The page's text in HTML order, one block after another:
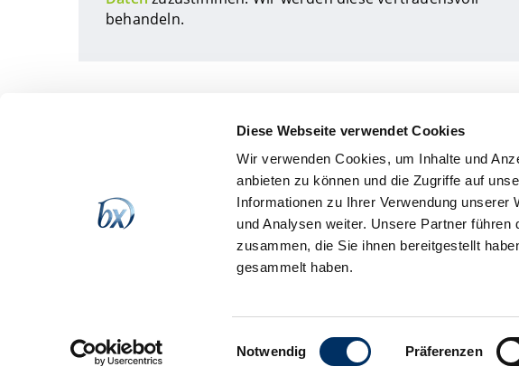
Diese Webseite verwendet Cookies
Wir verwenden Cookies, um Inhalte und
anbieten zu können und die Zugriffe auf
Informationen zu Ihrer Verwendung
und Analysen weiter. Unsere Partner
zusammen, die Sie ihnen bereitgestellt
gesammelt haben.
Einwilligungsauswahl
Notwendig Präferenzen
behandeln.
ÜBER UNS
Die Batix Software GmbH ist eines der
innovativsten IT-Unternehmen in
Thüringen und entwickelt
öffentliche Einrichtungen – in jedem
Batix Software
Saalstraße 16